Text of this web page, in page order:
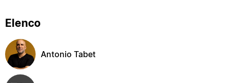
Elenco
Antonio Tabet